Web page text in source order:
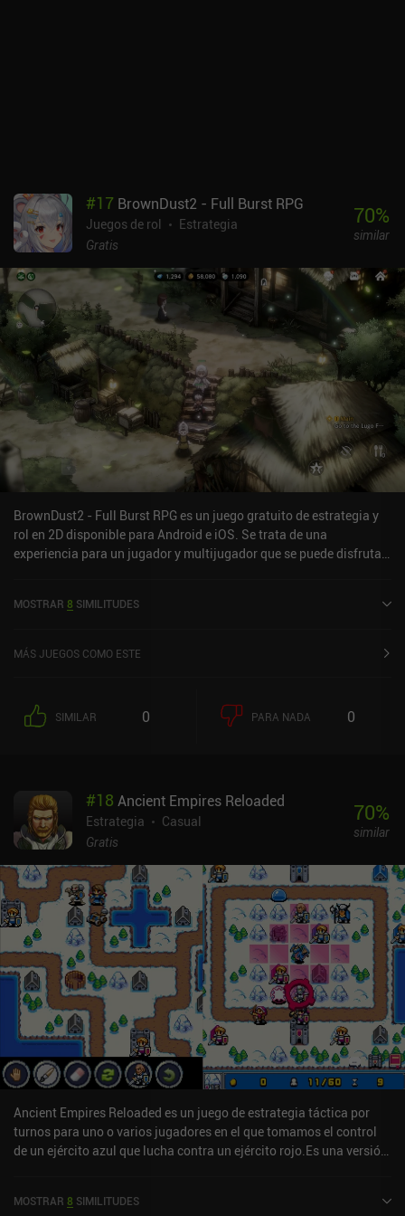
#17 BrownDust2 - Full Burst RPG
Juegos de rol
Estrategia
Gratis
70%
similar
BrownDust2 - Full Burst RPG es un juego gratuito de estrategia y
rol en 2D disponible para Android e iOS. Se trata de una
experiencia para un jugador y multijugador que se puede disfrutar
BrownDust2 - Full Burst RPG se lanzó en junio de 2023 y tiene
4,5 sobre 5,0 en la App Store de iOS.
MOSTRAR 8 SIMILITUDES
MÁS JUEGOS COMO ESTE
SIMILAR 0 PARA NADA 0
#18 Ancient Empires Reloaded
Estrategia
Casual
Gratis
70%
similar
Ancient Empires Reloaded es un juego de estrategia táctica por
turnos para uno o varios jugadores en el que tomamos el control
de un ejército azul que lucha contra un ejército rojo.Es una versión
adaptación muy fiel del juego original.Ancient Empires se juega
MOSTRAR 8 SIMILITUDES